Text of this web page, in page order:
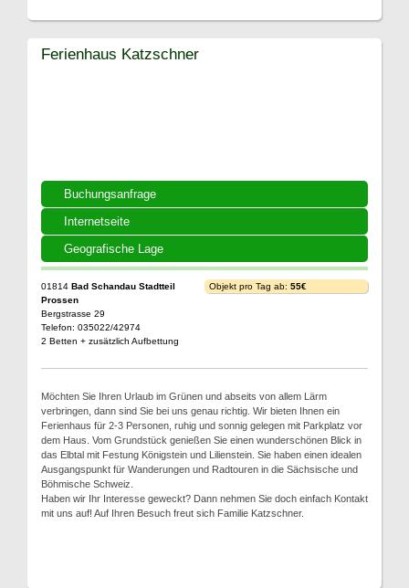
Buchungsanfrage
Internetseite
Geografische Lage
Ferienhaus Katzschner
01814 Bad Schandau Stadtteil
Prossen
Bergstrasse 29
Telefon: 035022/42974
2 Betten + zusätzlich Aufbettung
Objekt pro Tag ab: 55€
Möchten Sie Ihren Urlaub im Grünen und abseits von allem Lärm
verbringen, dann sind Sie bei uns genau richtig. Wir bieten Ihnen ein
Ferienhaus für 2-3 Personen, ruhig und sonnig gelegen mit Parkplatz vor
dem Haus. Vom Grundstück genießen Sie einen wunderschönen Blick in
das Elbtal mit Festung Königstein und Lilienstein. Sie haben einen idealen
Ausgangspunkt für Wanderungen und Radtouren in die Sächsische und
Böhmische Schweiz.
Haben wir Ihr Interesse geweckt? Dann nehmen Sie doch einfach Kontakt
mit uns auf! Auf Ihren Besuch freut sich Familie Katzschner.